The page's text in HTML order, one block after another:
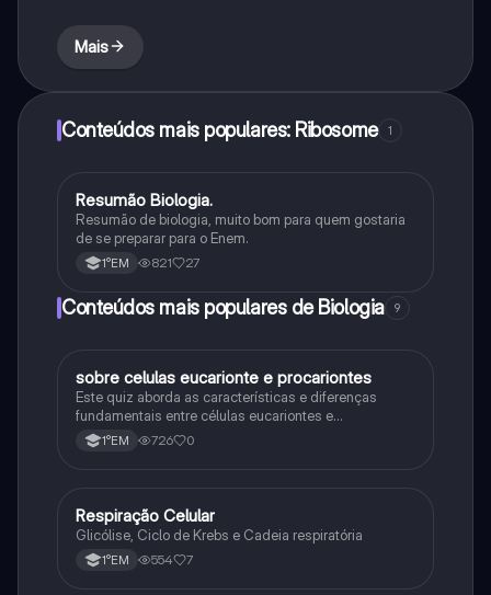
Mais
Conteúdos mais populares: Ribosome 1
Biologia
Resumão Biologia.
Resumão de biologia, muito bom para quem gostaria
de se preparar para o Enem.
1°EM 821 27
Conteúdos mais populares de Biologia 9
Biologia
sobre celulas eucarionte e procariontes
Este quiz aborda as características e diferenças
fundamentais entre células eucariontes e
procariontes.
1°EM 726 0
Biologia
Respiração Celular
Glicólise, Ciclo de Krebs e Cadeia respiratória
1°EM 554 7